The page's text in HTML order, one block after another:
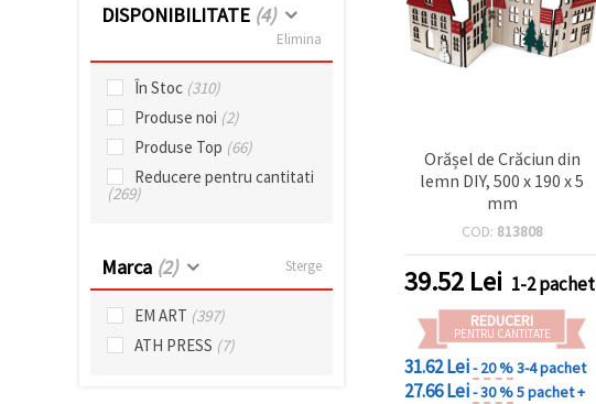
DISPONIBILITATE (4)
Elimina
În Stoc (310)
Produse noi (2)
Produse Top (66)
Reducere pentru cantitati
(269)
Marca (2) Sterge
EM ART (397)
ATH PRESS (7)
Orășel de Crăciun din
lemn DIY, 500 x 190 x 5
mm
COD: 813808
39.52 Lei 1-2 pachet
REDUCERI
PENTRU CANTITATE
31.62 Lei- 20 %3-4 pachet
27.66 Lei- 30 %5 pachet +